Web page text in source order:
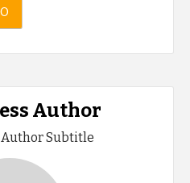
Author
Subtitle